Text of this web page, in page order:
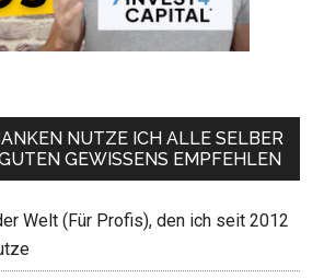
NUTZE ICH ALLE SELBER
GEWISSENS EMPFEHLEN
Welt (Für Profis), den ich seit 2012